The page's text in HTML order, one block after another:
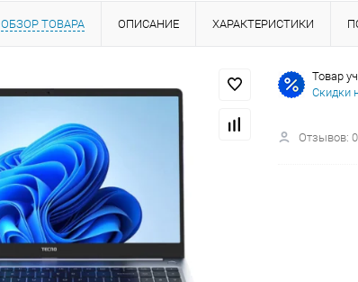
ОБЗОР ТОВАРА ОПИСАНИЕ ХАРАКТЕРИСТИКИ
Товар
Скидки
Отзывов: 0